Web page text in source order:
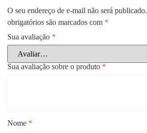
O seu endereço de e-mail não será publicado.
obrigatórios são marcados com *
Sua avaliação *
Sua avaliação sobre o produto *
Nome *